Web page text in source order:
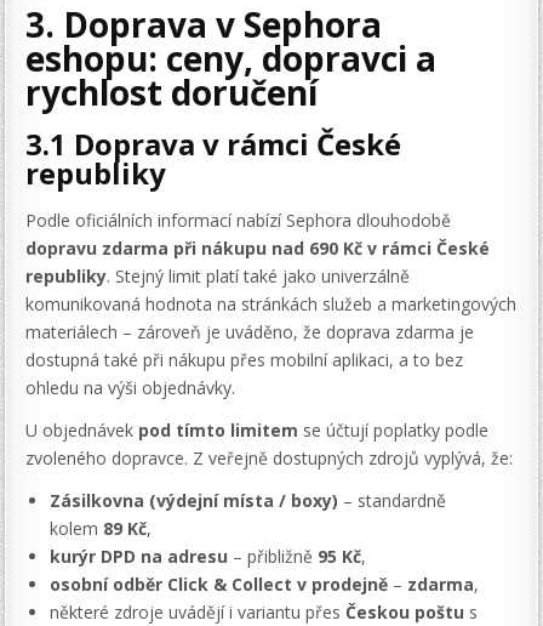
3. Doprava v Sephora
eshopu: ceny, dopravci a
rychlost doručení
3.1 Doprava v rámci České
republiky
Podle oficiálních informací nabízí Sephora dlouhodobě
dopravu zdarma při nákupu nad 690 Kč v rámci České
republiky. Stejný limit platí také jako univerzálně
komunikovaná hodnota na stránkách služeb a marketingových
materiálech – zároveň je uváděno, že doprava zdarma je
dostupná také při nákupu přes mobilní aplikaci, a to bez
ohledu na výši objednávky.
U objednávek pod tímto limitem se účtují poplatky podle
zvoleného dopravce. Z veřejně dostupných zdrojů vyplývá, že:
Zásilkovna (výdejní místa / boxy) – standardně
kolem 89 Kč,
kurýr DPD na adresu – přibližně 95 Kč,
osobní odběr Click & Collect v prodejně – zdarma,
některé zdroje uvádějí i variantu přesČeskou poštu s